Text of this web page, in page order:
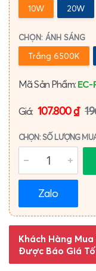
10W 20W
CHỌN: ÁNH SÁNG
Trắng 6500K
Mã Sản Phẩm: EC-
Giá: 107.800 ₫
CHỌN: SỐ LƯỢNG
Zalo
Khách Hàng
Được Báo Giá